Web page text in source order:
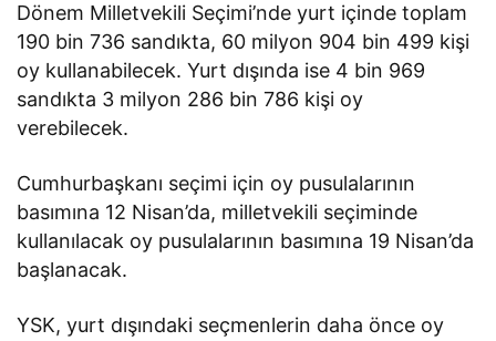
Dönem Milletvekili Seçimi’nde yurt içinde toplam
190 bin 736 sandıkta, 60 milyon 904 bin 499 kişi
oy kullanabilecek. Yurt dışında ise 4 bin 969
sandıkta 3 milyon 286 bin 786 kişi oy
verebilecek.
Cumhurbaşkanı seçimi için oy pusulalarının
basımına 12 Nisan’da, milletvekili seçiminde
kullanılacak oy pusulalarının basımına 19 Nisan’da
başlanacak.
YSK, yurt dışındaki seçmenlerin daha önce oy